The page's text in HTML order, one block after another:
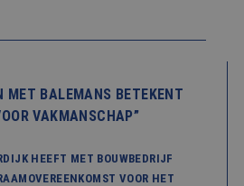
MET BALEMANS BETEKENT
VAKMANSCHAP”
HEEFT MET BOUWBEDRIJF
VOOR HET